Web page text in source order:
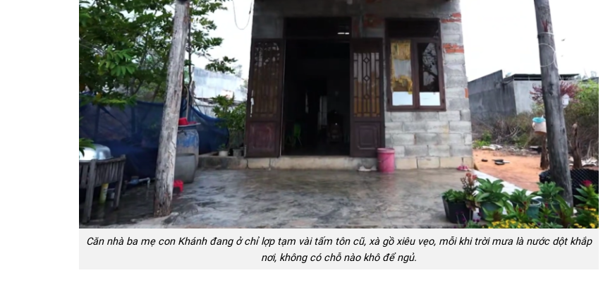
Căn nhà ba mẹ con Khánh đang ở chỉ lợp tạm vài tấm tôn cũ, xà gồ xiêu vẹo, mỗi khi trời mưa là nước dột khắp
nơi, không có chỗ nào khô để ngủ.